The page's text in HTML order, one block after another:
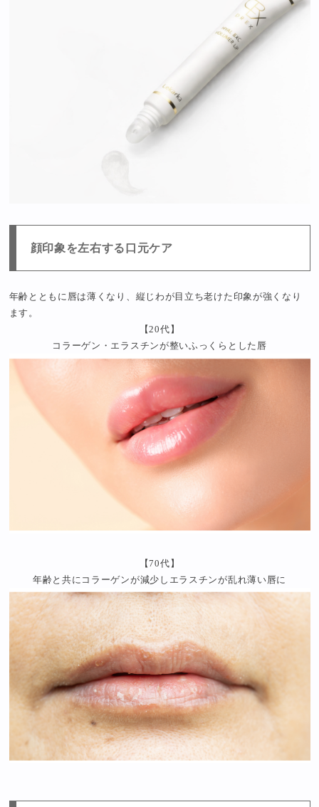
顔印象を左右する口元ケア
年齢とともに唇は薄くなり、縦じわが目立ち老けた印象が強くなり
ます。
【20代】
コラーゲン・エラスチンが整いふっくらとした唇
【70代】
年齢と共にコラーゲンが減少しエラスチンが乱れ薄い唇に